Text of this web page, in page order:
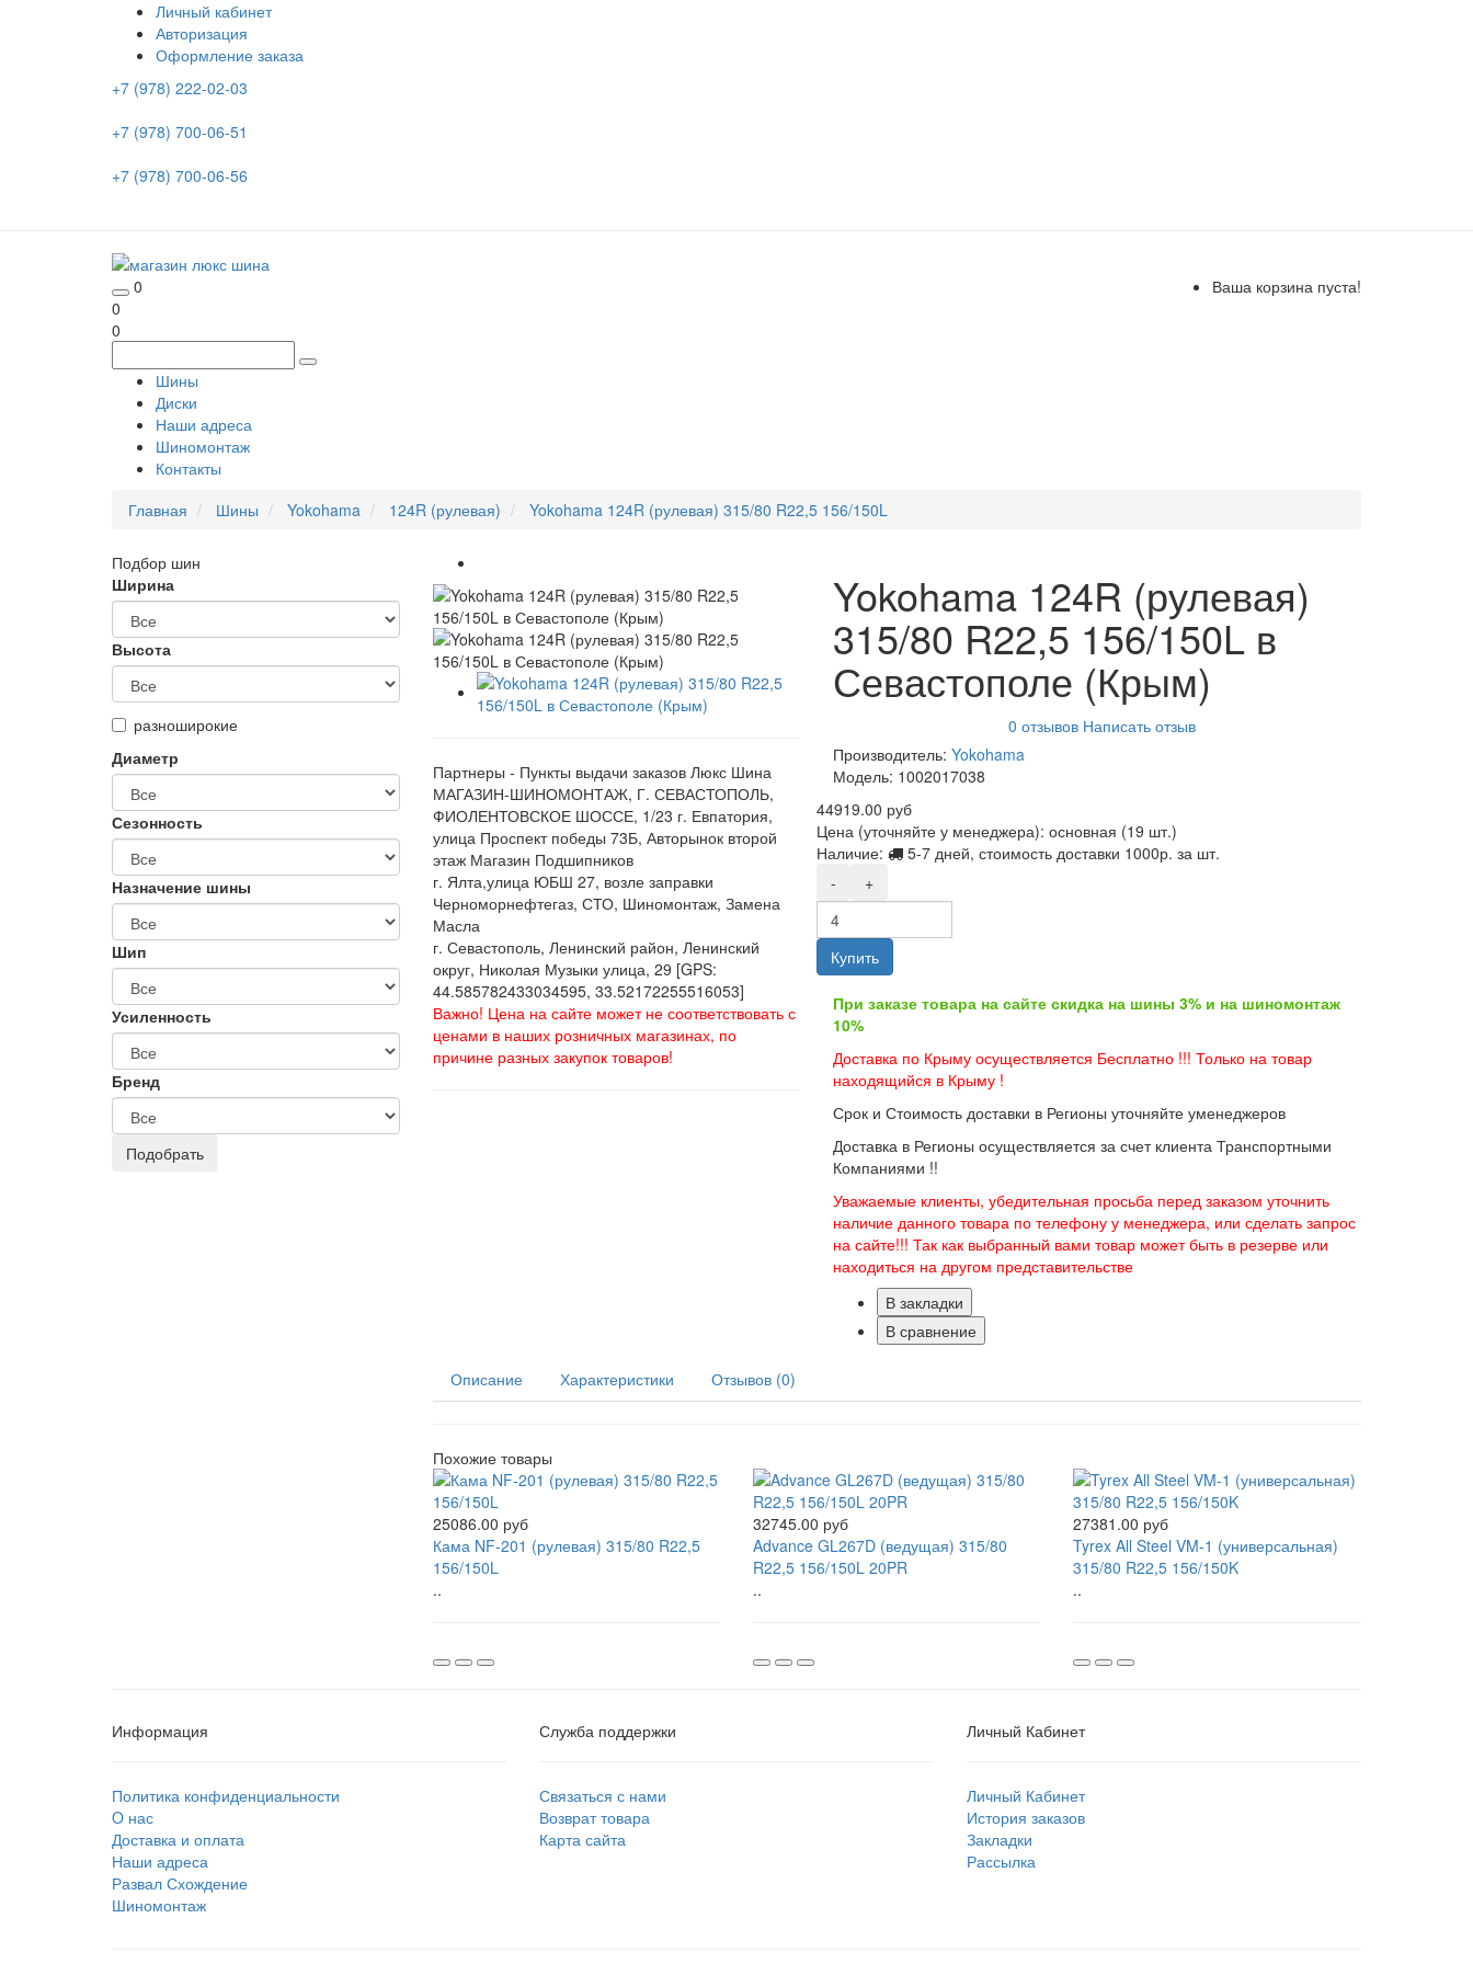
Личный кабинет
Авторизация
Оформление заказа
+7 (978) 222-02-03
+7 (978) 700-06-51
+7 (978) 700-06-56
0
Ваша корзина пуста!
0
0
Шины
Диски
Наши адреса
Шиномонтаж
Контакты
Главная
Шины Yokohama 124R (рулевая) Yokohama 124R (рулевая) 315/80 R22,5 156/150L
Подбор шин
Ширина
Высота
разноширокие
Диаметр
Сезонность
Назначение шины
Шип
Усиленность
Бренд
Партнеры - Пункты выдачи заказов Люкс Шина
МАГАЗИН-ШИНОМОНТАЖ, Г. СЕВАСТОПОЛЬ,
ФИОЛЕНТОВСКОЕ ШОССЕ, 1/23 г. Евпатория,
улица Проспект победы 73Б, Авторынок второй
этаж Магазин Подшипников
г. Ялта,улица ЮБШ 27, возле заправки
Черноморнефтегаз, СТО, Шиномонтаж, Замена
Масла
г. Севастополь, Ленинский район, Ленинский
округ, Николая Музыки улица, 29 [GPS:
44.585782433034595, 33.52172255516053]
Важно! Цена на сайте может не соответствовать с
ценами в наших розничных магазинах, по
причине разных закупок товаров!
Yokohama 124R (рулевая)
315/80 R22,5 156/150L в
Севастополе (Крым)
0 отзывов Написать отзыв
Производитель: Yokohama
Модель: 1002017038
44919.00 руб
Цена (уточняйте у менеджера): основная (19 шт.)
Наличие:
5-7 дней, стоимость доставки 1000р. за шт.
-
+
Купить
При заказе товара на сайте скидка на шины 3% и на шиномонтаж
10%
Доставка по Крыму осуществляется Бесплатно !!! Только на товар
находящийся в Крыму !
Срок и Стоимость доставки в Регионы уточняйте уменеджеров
Доставка в Регионы осуществляется за счет клиента Транспортными
Компаниями !!
Уважаемые клиенты, убедительная просьба перед заказом уточнить
наличие данного товара по телефону у менеджера, или сделать запрос
на сайте!!! Так как выбранный вами товар может быть в резерве или
находиться на другом представительстве
В закладки
В сравнение
Описание Характеристики Отзывов (0)
Похожие товары
25086.00 руб
Кама NF-201 (рулевая) 315/80 R22,5
156/150L
..
32745.00 руб
Advance GL267D (ведущая) 315/80
R22,5 156/150L 20PR
..
27381.00 руб
Tyrex All Steel VM-1 (универсальная)
315/80 R22,5 156/150K
..
Информация
Политика конфиденциальности
O нас
Доставка и оплата
Наши адреса
Развал Схождение
Шиномонтаж
Служба поддержки
Связаться с нами
Возврат товара
Карта сайта
Личный Кабинет
Личный Кабинет
История заказов
Закладки
Рассылка